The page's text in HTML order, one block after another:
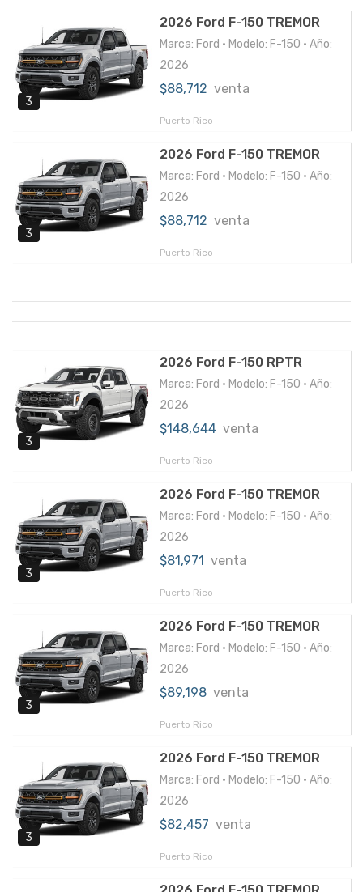
3
2026 Ford F-150 TREMOR
Marca: Ford • Modelo: F-150 • Año:
2026
$88,712 venta
Puerto Rico
3
2026 Ford F-150 TREMOR
Marca: Ford • Modelo: F-150 • Año:
2026
$88,712 venta
Puerto Rico
3
2026 Ford F-150 RPTR
Marca: Ford • Modelo: F-150 • Año:
2026
$148,644 venta
Puerto Rico
3
2026 Ford F-150 TREMOR
Marca: Ford • Modelo: F-150 • Año:
2026
$81,971 venta
Puerto Rico
3
2026 Ford F-150 TREMOR
Marca: Ford • Modelo: F-150 • Año:
2026
$89,198 venta
Puerto Rico
3
2026 Ford F-150 TREMOR
Marca: Ford • Modelo: F-150 • Año:
2026
$82,457 venta
Puerto Rico